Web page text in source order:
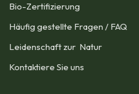
Bio-Zertifizierung
Häufig gestellte Fragen / FAQ
Leidenschaft zur Natur
Kontaktiere Sie uns